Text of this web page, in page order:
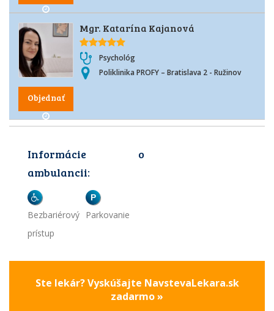
Objednať
Mgr. Katarína Kajanová
Psychológ
Poliklinika PROFY – Bratislava 2 - Ružinov
Informácie o
ambulancii:
Bezbariérový
prístup
P
Parkovanie
Ste lekár? Vyskúšajte NavstevaLekara.sk
zadarmo »